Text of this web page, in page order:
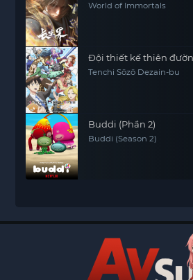
World of Immortals
Đội thiết kế thiên
Tenchi Sōzō Dezain-bu
Buddi (Phần 2)
Buddi (Season 2)